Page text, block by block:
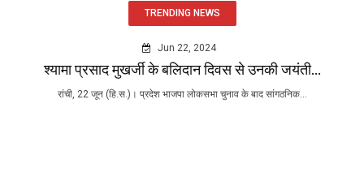
TRENDING NEWS
Jun 22, 2024
श्यामा प्रसाद मुखर्जी के बलिदान दिवस से उनकी जयंती...
रांची, 22 जून (हि.स.)। प्रदेश भाजपा लोकसभा चुनाव के बाद सांगठनिक...